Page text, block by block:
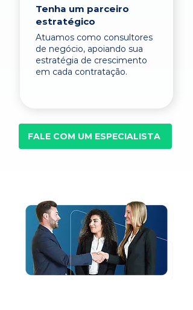
Tenha um parceiro
estratégico
Atuamos como consultores
de negócio, apoiando sua
estratégia de crescimento
em cada contratação.
FALE COM UM ESPECIALISTA